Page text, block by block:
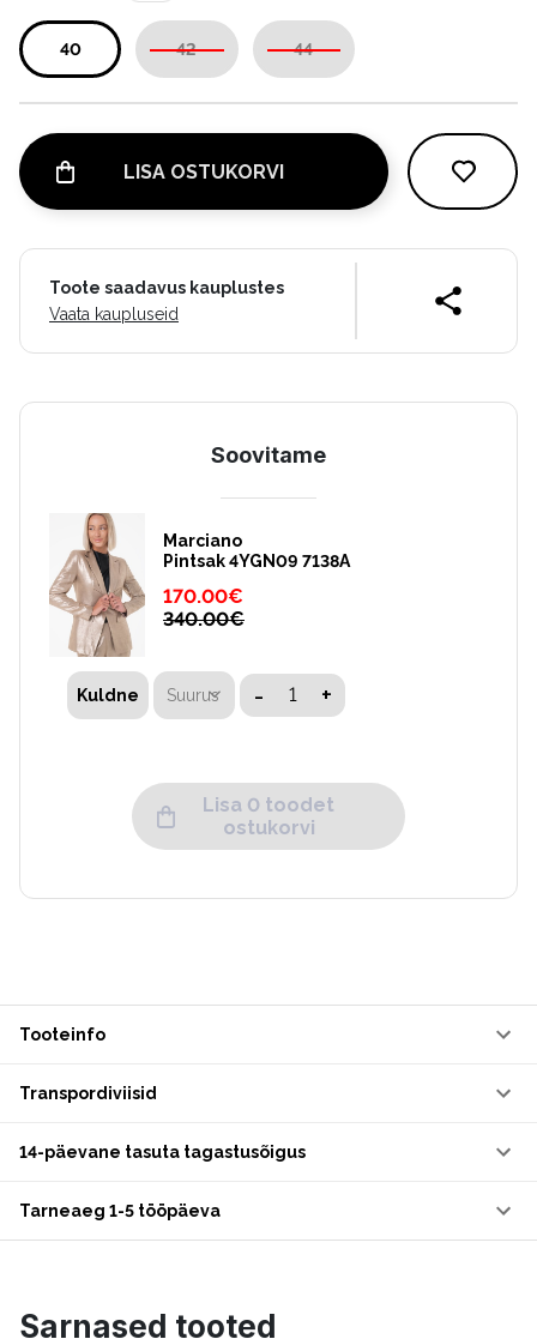
40 42 44
LISA OSTUKORVI
Toote saadavus kauplustes
Vaata kaupluseid
Soovitame
Marciano
Pintsak 4YGN09 7138A
170.00€
340.00€
Kuldne Suurus - +
Lisa 0 toodet
ostukorvi
Tooteinfo
Transpordiviisid
14-päevane tasuta tagastusõigus
Tarneaeg 1-5 tööpäeva
Sarnased tooted